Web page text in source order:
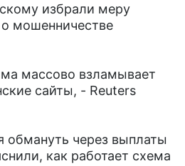
избрали меру
мошенничестве
массово взламывает
сайты, - Reuters
обмануть через выплаты
как работает схема